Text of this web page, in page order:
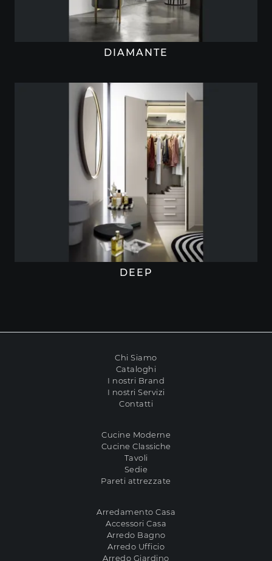
DIAMANTE
DEEP
Chi Siamo
Cataloghi
I nostri Brand
I nostri Servizi
Contatti
Cucine Moderne
Cucine Classiche
Tavoli
Sedie
Pareti attrezzate
Arredamento Casa
Accessori Casa
Arredo Bagno
Arredo Ufficio
Arredo Giardino